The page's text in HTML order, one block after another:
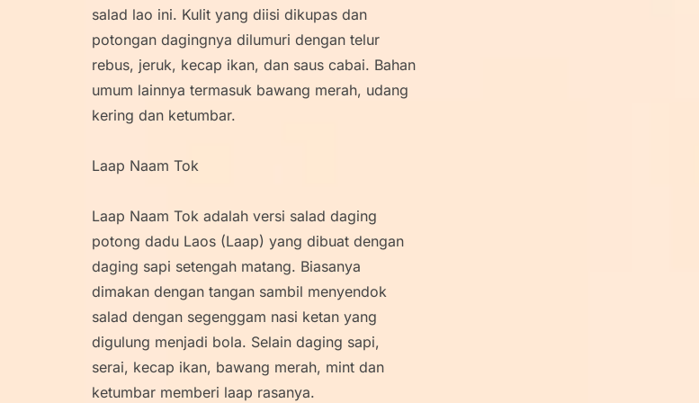
salad lao ini. Kulit yang diisi dikupas dan
potongan dagingnya dilumuri dengan telur
rebus, jeruk, kecap ikan, dan saus cabai. Bahan
umum lainnya termasuk bawang merah, udang
kering dan ketumbar.
Laap Naam Tok
Laap Naam Tok adalah versi salad daging
potong dadu Laos (Laap) yang dibuat dengan
daging sapi setengah matang. Biasanya
dimakan dengan tangan sambil menyendok
salad dengan segenggam nasi ketan yang
digulung menjadi bola. Selain daging sapi,
serai, kecap ikan, bawang merah, mint dan
ketumbar memberi laap rasanya.